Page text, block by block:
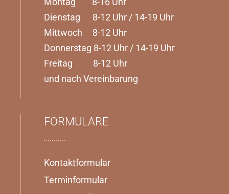
Dienstag 8-12 Uhr / 14-19 Uhr
Mittwoch 8-12 Uhr
Donnerstag 8-12 Uhr / 14-19 Uhr
Freitag 8-12 Uhr
und nach Vereinbarung
FORMULARE
Kontaktformular
Terminformular